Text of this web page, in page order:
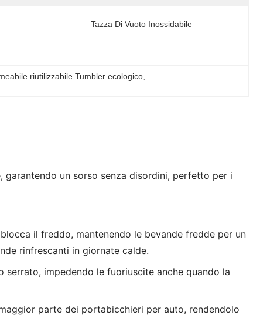
Tazza Di Vuoto Inossidabile
riutilizzabile Tumbler ecologico
un sorso senza disordini, perfetto per i
il freddo, mantenendo le bevande fredde per un
rinfrescanti in giornate calde.
serrato, impedendo le fuoriuscite anche quando la
parte dei portabicchieri per auto, rendendolo